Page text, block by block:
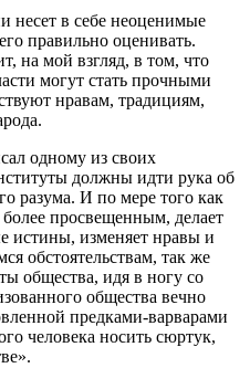
несет в себе неоценимые
правильно оценивать.
на мой взгляд, в том, что
могут стать прочными
нравам, традициям,
одному из своих
должны идти рука об
разума. И по мере того как
просвещенным, делает
истины, изменяет нравы и
обстоятельствам, так же
общества, идя в ногу со
общества вечно
предками-варварами
человека носить сюртук,